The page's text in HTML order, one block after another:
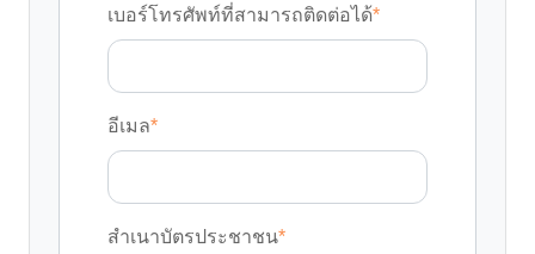
เบอร์โทรศัพท์ที่สามารถติดต่อได้*
อีเมล*
สำเนาบัตรประชาชน*